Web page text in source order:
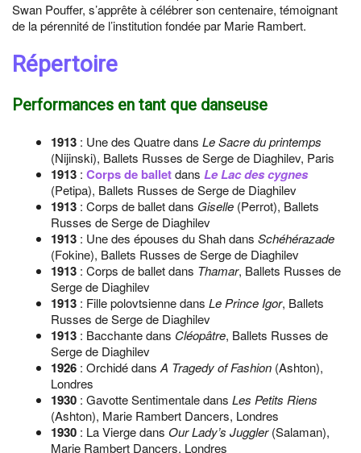
Swan Pouffer, s’apprête à célébrer son centenaire, témoignant
de la pérennité de l’institution fondée par Marie Rambert.
Répertoire
Performances en tant que danseuse
1913 : Une des Quatre dans Le Sacre du printemps
(Nijinski), Ballets Russes de Serge de Diaghilev, Paris
1913 : Corps de balletdans Le Lac des cygnes
(Petipa), Ballets Russes de Serge de Diaghilev
1913 : Corps de ballet dans Giselle (Perrot), Ballets
Russes de Serge de Diaghilev
1913 : Une des épouses du Shah dans Schéhérazade
(Fokine), Ballets Russes de Serge de Diaghilev
1913 : Corps de ballet dans Thamar, Ballets Russes de
Serge de Diaghilev
1913 : Fille polovtsienne dans Le Prince Igor, Ballets
Russes de Serge de Diaghilev
1913 : Bacchante dans Cléopâtre, Ballets Russes de
Serge de Diaghilev
1926 : Orchidé dans A Tragedy of Fashion (Ashton),
Londres
1930 : Gavotte Sentimentale dans Les Petits Riens
(Ashton), Marie Rambert Dancers, Londres
1930 : La Vierge dans Our Lady’s Juggler(Salaman),
Marie Rambert Dancers, Londres